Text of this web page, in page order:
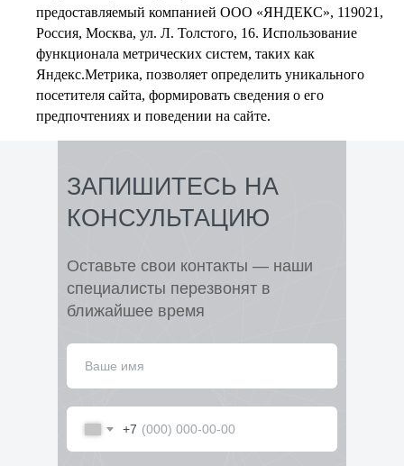
предоставляемый компанией ООО «ЯНДЕКС», 119021,
Россия, Москва, ул. Л. Толстого, 16. Использование
функционала метрических систем, таких как
Яндекс.Метрика, позволяет определить уникального
посетителя сайта, формировать сведения о его
предпочтениях и поведении на сайте.
Оставьте свои контакты — наши
специалисты перезвонят в
ближайшее время
ЗАПИШИТЕСЬ НА
КОНСУЛЬТАЦИЮ
+7